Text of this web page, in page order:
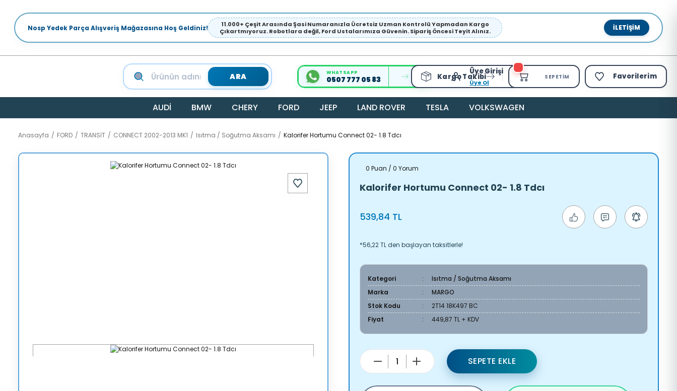
Nosp Yedek Parça Alışveriş Mağazasına Hoş Geldiniz!
11.000+ Çeşit Arasında Şasi Numaranızla Ücretsiz Uzman Kontrolü Yapmadan Kargo
Çıkartmıyoruz. Robotlara değil, Ford Ustalarımıza Güvenin. Sipariş Öncesi Teyit Alınız.
İLETIŞIM
ARA WHATSAPP
0507 777 05 83 Kargo Takibi
Üye Girişi
Üye Ol
SEPETIM Favorilerim
AUDİ BMW CHERY FORD JEEP LAND ROVER TESLA VOLKSWAGEN
Anasayfa FORD TRANSİT CONNECT 2002-2013 MK1 Isıtma / Soğutma Aksamı Kalorifer Hortumu Connect 02- 1.8 Tdcı
0 Puan / 0 Yorum
Kalorifer Hortumu Connect 02- 1.8 Tdcı
539,84 TL
*56,22 TL den başlayan taksitlerle!
Kategori
Isıtma / Soğutma Aksamı
Marka
MARGO
Stok Kodu
2T14 18K497 BC
Fiyat
449,87 TL + KDV
SEPETE EKLE